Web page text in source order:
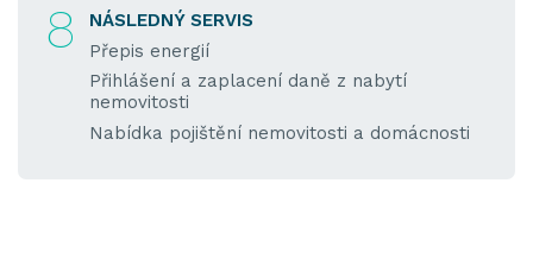
8
NÁSLEDNÝ SERVIS
Přepis energií
Přihlášení a zaplacení daně z nabytí
nemovitosti
Nabídka pojištění nemovitosti a domácnosti